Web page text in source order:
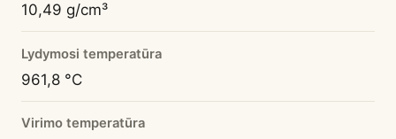
10,49 g/cm³
Lydymosi temperatūra
961,8 °C
Virimo temperatūra